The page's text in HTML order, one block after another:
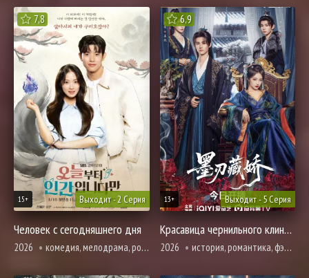
7,8
Выходит - 2 Серия
15+
Человек с сегодняшнего дня
2026 комедия, мелодрама, романтика, спорт, фэнтези
6,9
Выходит - 5 Серия
13+
Красавица чернильного клиника
2026 история, романтика, фэнтези